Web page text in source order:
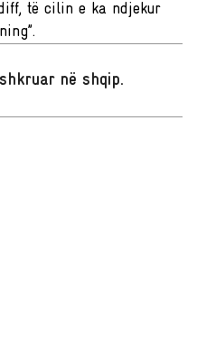
të cilin e ka ndjekur
në shqip.